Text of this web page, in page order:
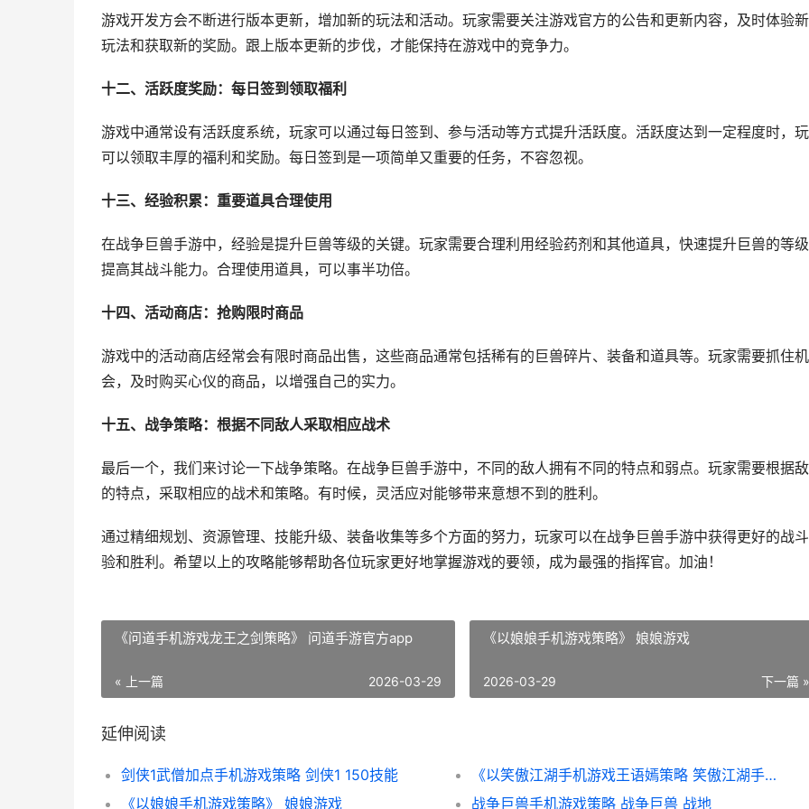
游戏开发方会不断进行版本更新，增加新的玩法和活动。玩家需要关注游戏官方的公告和更新内容，及时体验
玩法和获取新的奖励。跟上版本更新的步伐，才能保持在游戏中的竞争力。
十二、活跃度奖励：每日签到领取福利
游戏中通常设有活跃度系统，玩家可以通过每日签到、参与活动等方式提升活跃度。活跃度达到一定程度时，
可以领取丰厚的福利和奖励。每日签到是一项简单又重要的任务，不容忽视。
十三、经验积累：重要道具合理使用
在战争巨兽手游中，经验是提升巨兽等级的关键。玩家需要合理利用经验药剂和其他道具，快速提升巨兽的等级
提高其战斗能力。合理使用道具，可以事半功倍。
十四、活动商店：抢购限时商品
游戏中的活动商店经常会有限时商品出售，这些商品通常包括稀有的巨兽碎片、装备和道具等。玩家需要抓住机
会，及时购买心仪的商品，以增强自己的实力。
十五、战争策略：根据不同敌人采取相应战术
最后一个，我们来讨论一下战争策略。在战争巨兽手游中，不同的敌人拥有不同的特点和弱点。玩家需要根据
的特点，采取相应的战术和策略。有时候，灵活应对能够带来意想不到的胜利。
通过精细规划、资源管理、技能升级、装备收集等多个方面的努力，玩家可以在战争巨兽手游中获得更好的战
验和胜利。希望以上的攻略能够帮助各位玩家更好地掌握游戏的要领，成为最强的指挥官。加油！
《问道手机游戏龙王之剑策略》 问道手游官方app
« 上一篇 2026-03-29
《以娘娘手机游戏策略》 娘娘游戏
下一篇 »
2026-03-29
延伸阅读
剑侠1武僧加点手机游戏策略 剑侠1 150技能
《以笑傲江湖手机游戏王语嫣策略 笑傲江湖手绘道具复赛
《以娘娘手机游戏策略》 娘娘游戏
战争巨兽手机游戏策略 战争巨兽 战地